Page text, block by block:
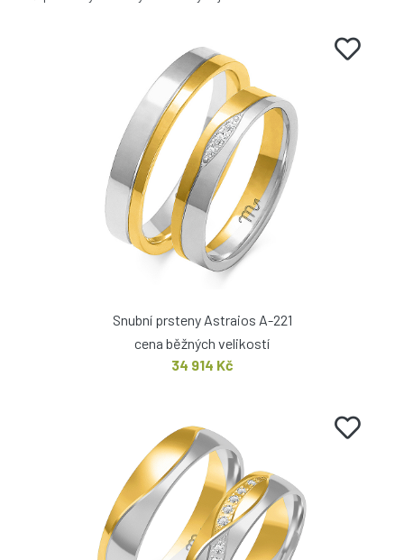
Snubní prsteny Astraios A-221
cena běžných velikostí
34 914 Kč